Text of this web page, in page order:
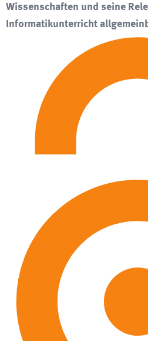
Wissenschaften und seine
Informatikunterricht